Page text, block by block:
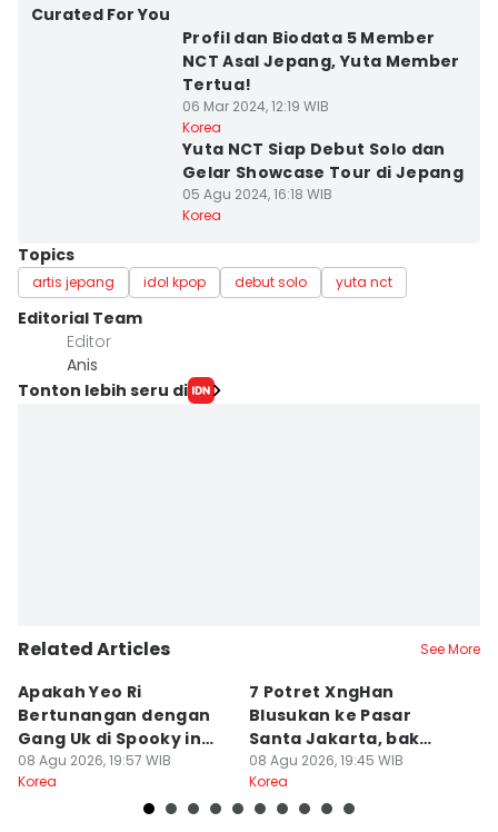
Curated For You
Profil dan Biodata 5 Member
NCT Asal Jepang, Yuta Member
Tertua!
06 Mar 2024, 12:19 WIB
Korea
Yuta NCT Siap Debut Solo dan
Gelar Showcase Tour di Jepang
05 Agu 2024, 16:18 WIB
Korea
Topics
artis jepang idol kpop debut solo yuta nct
Editorial Team
Editor
Anis
Tonton lebih seru di
Related Articles See More
Apakah Yeo Ri
Bertunangan dengan
Gang Uk di Spooky in
Love?
08 Agu 2026, 19:57 WIB
Korea
7 Potret XngHan
Blusukan ke Pasar
Santa Jakarta, bak
Anak Gaul Jaksel
08 Agu 2026, 19:45 WIB
Korea